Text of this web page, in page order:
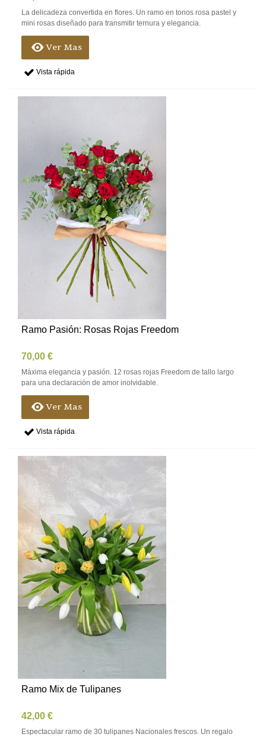
La delicadeza convertida en flores. Un ramo en tonos rosa pastel y
mini rosas diseñado para transmitir ternura y elegancia.
Ver Mas
Vista rápida
Ramo Pasión: Rosas Rojas Freedom
70,00 €
Máxima elegancia y pasión. 12 rosas rojas Freedom de tallo largo
para una declaración de amor inolvidable.
Ver Mas
Vista rápida
Ramo Mix de Tulipanes
42,00 €
Espectacular ramo de 30 tulipanes Nacionales frescos. Un regalo